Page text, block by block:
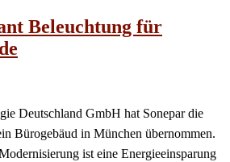
Beleuchtung für
Deutschland GmbH hat Sonepar die
Bürogebäud in München übernommen.
ist eine Energieeinsparung